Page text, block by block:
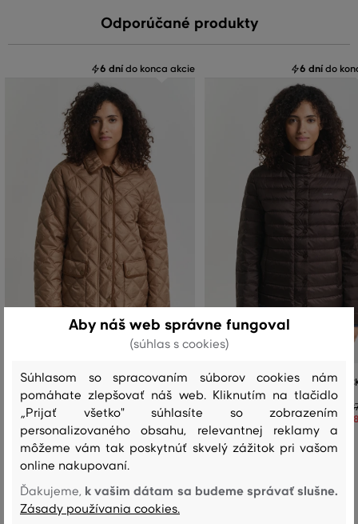
Odporúčané produkty
6 dnído konca akcie
BUNDA GANT QUILTED JACKET WITH
CORD TRIM
409 ,90 €
204,90 €
Dostupné veľkosti:
S, M, , XL +1 ďalšia
6 dnído
BUNDA GANT LIGHT DOWN
Dostupné veľkosti:
XS, S , M L, XL +1 ďalšia
Aby náš web správne fungoval
(súhlas s cookies)
Súhlasom so spracovaním súborov cookies nám
pomáhate zlepšovať náš web. Kliknutím na tlačidlo
„Prijať všetko" súhlasíte so zobrazením
personalizovaného obsahu, relevantnej reklamy a
môžeme vám tak poskytnúť skvelý zážitok pri vašom
online nakupovaní.
Ďakujeme, k vašim dátam sa budeme správať slušne.
Zásady používania cookies.